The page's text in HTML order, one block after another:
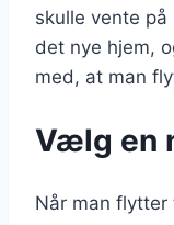
skulle vente
det nye hjem,
med, at man
Vælg en
Når man flytter